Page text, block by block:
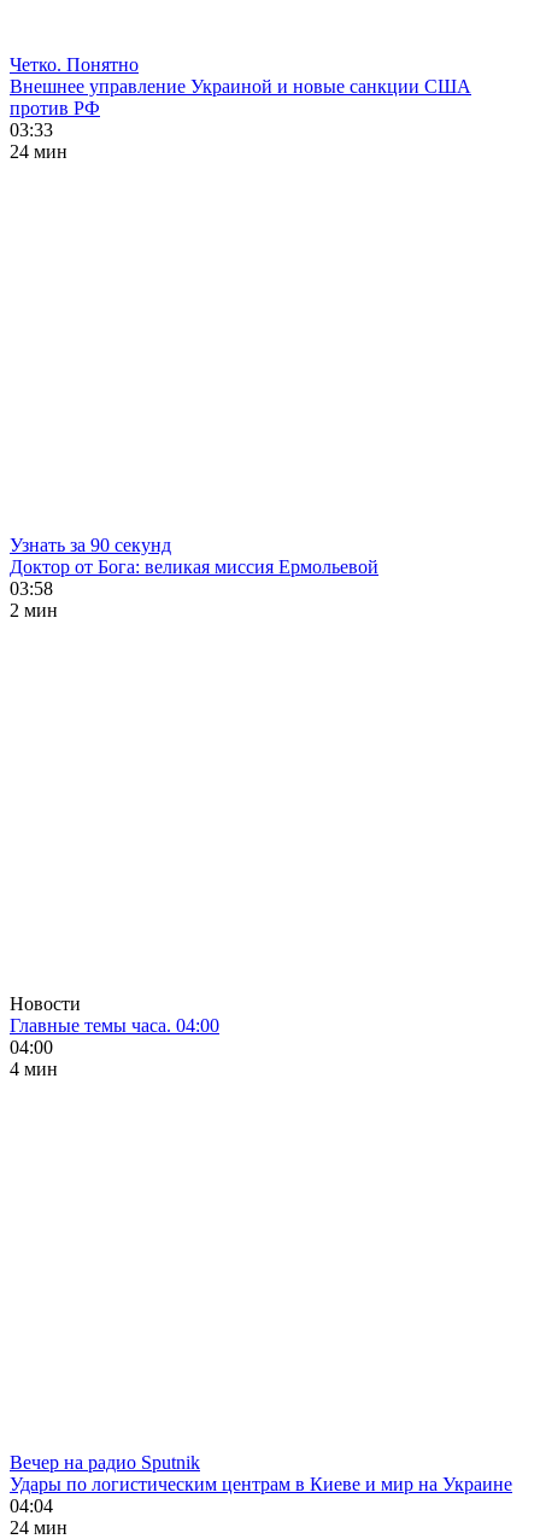
Четко. Понятно
Внешнее управление Украиной и новые санкции США
против РФ
03:33
24 мин
Узнать за 90 секунд
Доктор от Бога: великая миссия Ермольевой
03:58
2 мин
Новости
Главные темы часа. 04:00
04:00
4 мин
Вечер на радио Sputnik
Удары по логистическим центрам в Киеве и мир на Украине
04:04
24 мин